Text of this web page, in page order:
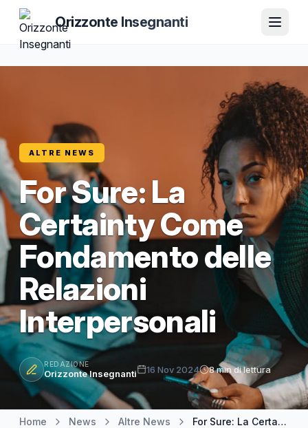
Orizzonte Insegnanti
ALTRE NEWS
For Sure: La
Certainty Come
Fondamento delle
Relazioni
Interpersonali
REDAZIONE
Orizzonte Insegnanti 16 Nov 2024 8 min di lettura
Home News Altre News For Sure: La Certainty Come Fondamento delle Relazioni Interpersonali